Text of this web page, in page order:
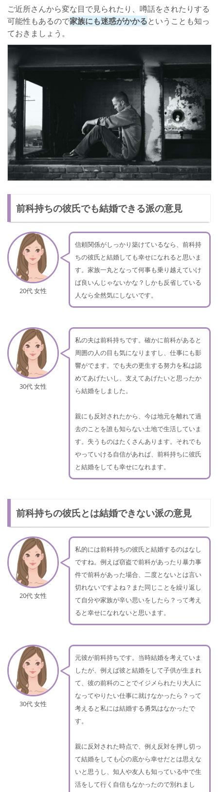
ご近所さんから変な目で見られたり、噂話をされたりする
可能性もあるので家族にも迷惑がかかるということも知っ
ておきましょう。
前科持ちの彼氏でも結婚できる派の意見
20代 女性
信頼関係がしっかり築けているなら、前科持
ちの彼氏と結婚しても幸せになれると思いま
す。家族一丸となって何事も乗り越えていけ
ば良いんじゃないかな？しかも反省している
人なら全然気にしないです。
30代 女性
私の夫は前科持ちです。確かに前科があると
周囲の人の目も気になりますし、仕事にも影
響がでます。でも夫の更生する努力を私は認
めてあげたいし、支えてあげたいと思ったか
ら結婚をしました。
親にも反対されたから、今は地元を離れて過
去のことを誰も知らない土地で生活していま
す。失うものはたくさんあります。それでも
やっていける自信があれば、前科持ちに彼氏
と結婚をしても幸せになれます。
前科持ちの彼氏とは結婚できない派の意見
20代 女性
私的には前科持ちの彼氏と結婚するのはなし
ですね。例えば窃盗で前科があったり暴力事
件で前科があった場合、二度とないとは言い
切れないですよね？また同じことを繰り返し
て自分や家族が辛い思いをしたら？って考え
ると幸せになれないと思います。
30代 女性
元彼が前科持ちです。当時結婚を考えていま
したが、例えば彼と結婚をして子供が生まれ
て、彼の前科のことでイジメられたり大人に
なってやりたい仕事に就けなかったら？って
考えると私には結婚する勇気はなかったで
す。
親に反対された時点で、例え反対を押し切っ
て結婚をしても心の底から幸せだとは思えな
いと思うし、知人や友人も知っている中で生
活をして行く自信もなかったので別れまし